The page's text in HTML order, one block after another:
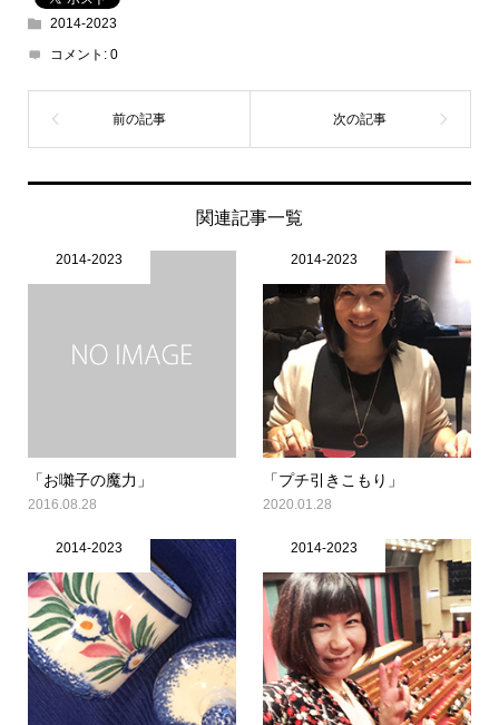
2014-2023
コメント: 0
関連記事一覧
2014-2023
「お囃子の魔力」
2016.08.28
2014-2023
「プチ引きこもり」
2020.01.28
2014-2023 2014-2023